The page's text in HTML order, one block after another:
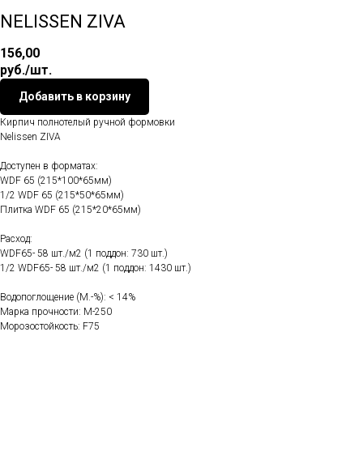
NELISSEN ZIVA
156,00
руб./шт.
Добавить в корзину
Кирпич полнотелый ручной формовки
Nelissen ZIVA
Доступен в форматах:
WDF 65 (215*100*65мм)
1/2 WDF 65 (215*50*65мм)
Плитка WDF 65 (215*20*65мм)
Расход:
WDF65- 58 шт./м2 (1 поддон: 730 шт.)
1/2 WDF65- 58 шт./м2 (1 поддон: 1430 шт.)
Водопоглощение (M.-%): < 14%
Марка прочности: М-250
Морозостойкость: F75